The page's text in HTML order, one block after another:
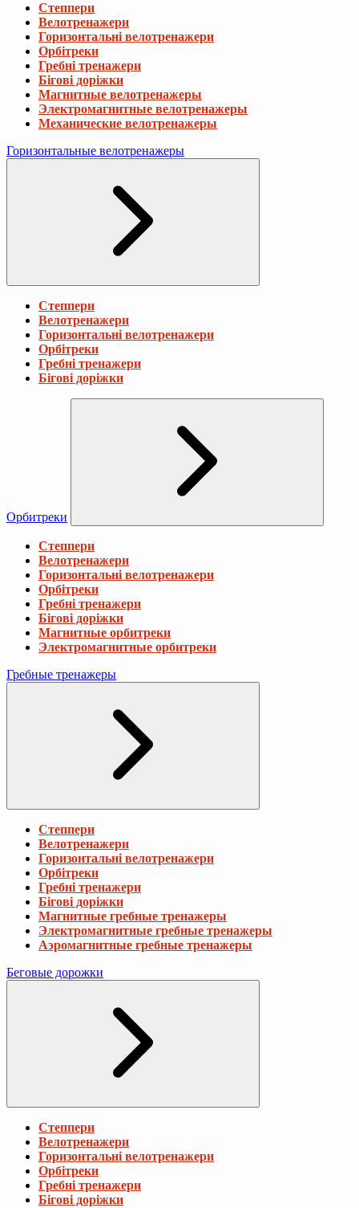
Степпери
Велотренажери
Горизонтальні велотренажери
Орбітреки
Гребні тренажери
Бігові доріжки
Магнитные велотренажеры
Электромагнитные велотренажеры
Механические велотренажеры
Горизонтальные велотренажеры
Степпери
Велотренажери
Горизонтальні велотренажери
Орбітреки
Гребні тренажери
Бігові доріжки
Орбитреки
Степпери
Велотренажери
Горизонтальні велотренажери
Орбітреки
Гребні тренажери
Бігові доріжки
Магнитные орбитреки
Электромагнитные орбитреки
Гребные тренажеры
Степпери
Велотренажери
Горизонтальні велотренажери
Орбітреки
Гребні тренажери
Бігові доріжки
Магнитные гребные тренажеры
Электромагнитные гребные тренажеры
Аэромагнитные гребные тренажеры
Беговые дорожки
Степпери
Велотренажери
Горизонтальні велотренажери
Орбітреки
Гребні тренажери
Бігові доріжки